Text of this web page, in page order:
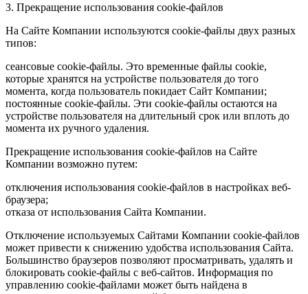
3. Прекращение использования cookie-файлов
На Сайте Компании используются cookie-файлы двух разных
типов:
сеансовые cookie-файлы. Это временные файлы cookie,
которые хранятся на устройстве пользователя до того
момента, когда пользователь покидает Сайт Компании;
постоянные cookie-файлы. Эти cookie-файлы остаются на
устройстве пользователя на длительный срок или вплоть до
момента их ручного удаления.
Прекращение использования cookie-файлов на Сайте
Компании возможно путем:
отключения использования cookie-файлов в настройках веб-
браузера;
отказа от использования Сайта Компании.
Отключение используемых Сайтами Компании cookie-файлов
может привести к снижению удобства использования Сайта.
Большинство браузеров позволяют просматривать, удалять и
блокировать cookie-файлы c веб-сайтов. Информация по
управлению cookie-файлами может быть найдена в